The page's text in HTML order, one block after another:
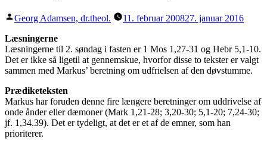
Posted
Georg Adamsen, dr.theol. 11. februar 200827. januar 2016
Læsningerne
Læsningerne til 2. søndag i fasten er 1 Mos 1,27-31 og Hebr 5,1-10.
Det er ikke så ligetil at gennemskue, hvorfor disse to tekster er valgt
sammen med Markus’ beretning om udfrielsen af den døvstumme.
Prædiketeksten
Markus har foruden denne fire længere beretninger om uddrivelse af
onde ånder eller dæmoner (Mark 1,21-28; 3,20-30; 5,1-20; 7,24-30;
jf. 1,34.39). Det er tydeligt, at det er et af de emner, som han
prioriterer.